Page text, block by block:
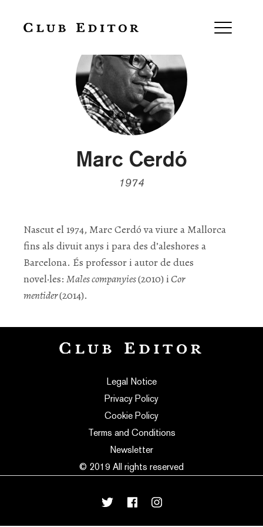
Marc Cerdó
1974
Nascut el 1974, Marc Cerdó va viure a Mallorca
fins als divuit anys i para des d’aleshores a
Barcelona. És professor i autor de dues
novel·les: Males companyies(2010) iCor
mentider(2014).
Legal Notice
Privacy Policy
Cookie Policy
Terms and Conditions
Newsletter
© 2019 All rights reserved